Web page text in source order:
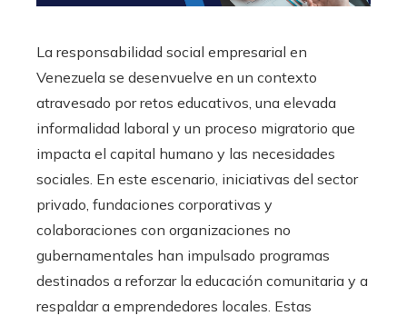
La responsabilidad social empresarial en
Venezuela se desenvuelve en un contexto
atravesado por retos educativos, una elevada
informalidad laboral y un proceso migratorio que
impacta el capital humano y las necesidades
sociales. En este escenario, iniciativas del sector
privado, fundaciones corporativas y
colaboraciones con organizaciones no
gubernamentales han impulsado programas
destinados a reforzar la educación comunitaria y a
respaldar a emprendedores locales. Estas